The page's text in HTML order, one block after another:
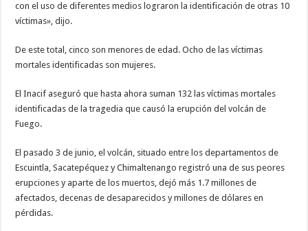
con el uso de diferentes medios lograron la identificación de otras 10
víctimas», dijo.
De este total, cinco son menores de edad. Ocho de las víctimas
mortales identificadas son mujeres.
El Inacif aseguró que hasta ahora suman 132 las víctimas mortales
identificadas de la tragedia que causó la erupción del volcán de
Fuego.
El pasado 3 de junio, el volcán, situado entre los departamentos de
Escuintla, Sacatepéquez y Chimaltenango registró una de sus peores
erupciones y aparte de los muertos, dejó más 1.7 millones de
afectados, decenas de desaparecidos y millones de dólares en
pérdidas.